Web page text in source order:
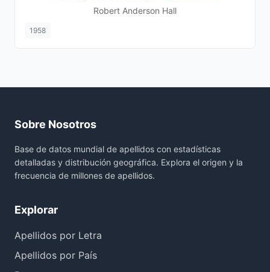
Robert Anderson Hall
1958
Sobre Nosotros
Base de datos mundial de apellidos con estadísticas
detalladas y distribución geográfica. Explora el origen y la
frecuencia de millones de apellidos.
Explorar
Apellidos por Letra
Apellidos por País